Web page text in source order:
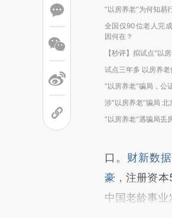
“以房养老”为何知易
全国仅90位老人完
因何在？
【秒评】拟试点“以
试点三年多 以房养
“以房养老”骗局，公
涉“以房养老”骗局
“以房养老”遇骗局丢
口。 财新数据
豪 ，注册资
中国老龄事业